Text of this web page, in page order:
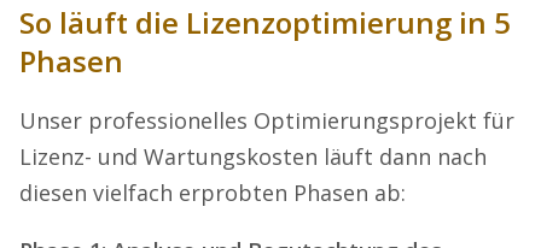
So läuft die Lizenzoptimierung in 5
Phasen
Unser professionelles Optimierungsprojekt für
Lizenz- und Wartungskosten läuft dann nach
diesen vielfach erprobten Phasen ab: